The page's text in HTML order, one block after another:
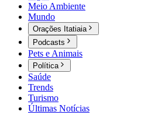
Meio Ambiente
Mundo
Orações Itatiaia
Podcasts
Pets e Animais
Política
Saúde
Trends
Turismo
Últimas Notícias